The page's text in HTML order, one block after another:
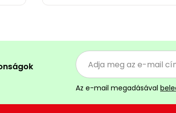
Az e-mail megadásával